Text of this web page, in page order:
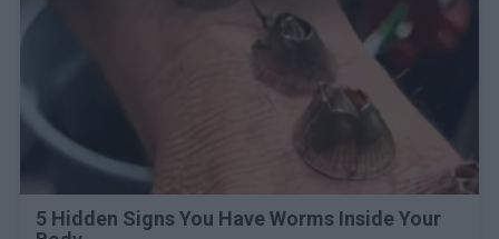
5 Hidden Signs You Have Worms Inside Your